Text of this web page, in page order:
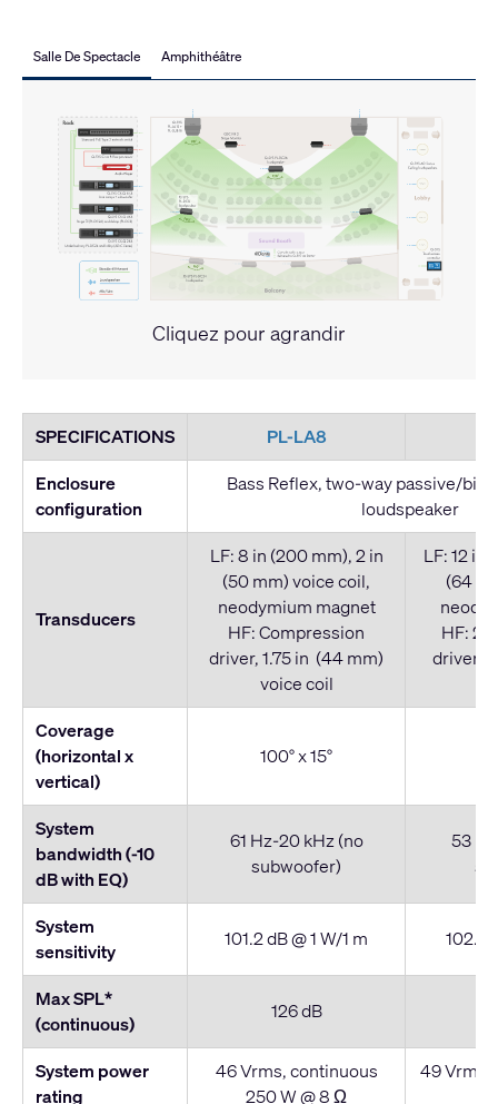
Salle De Spectacle Amphithéâtre
Cliquez pour agrandir
SPECIFICATIONS PL-LA8
Enclosure
configuration
Bass Reflex, two-way passive/bi-
loudspeaker
Transducers
LF: 8 in (200 mm), 2 in
(50 mm) voice coil,
neodymium magnet
HF: Compression
driver, 1.75 in (44 mm)
voice coil
LF: 12 in
(64
HF:
driver,
Coverage
(horizontal x
vertical)
100° x 15°
System
bandwidth (-10
dB with EQ)
61 Hz-20 kHz (no
subwoofer)
53
System
sensitivity
101.2 dB @ 1 W/1 m 102.3
Max SPL*
(continuous)
126 dB
System power
rating
46 Vrms, continuous
250 W @ 8 Ω
49 Vrms,